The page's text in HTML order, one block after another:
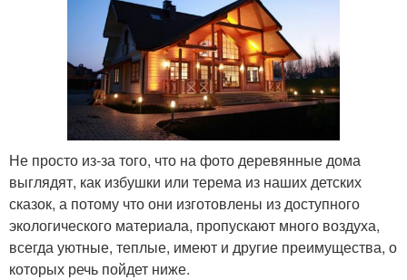
Не просто из-за того, что на фото деревянные дома
выглядят, как избушки или терема из наших детских
сказок, а потому что они изготовлены из доступного
экологического материала, пропускают много воздуха,
всегда уютные, теплые, имеют и другие преимущества, о
которых речь пойдет ниже.